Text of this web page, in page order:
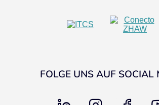
FOLGE UNS AUF SOCIAL
linkedin instagram